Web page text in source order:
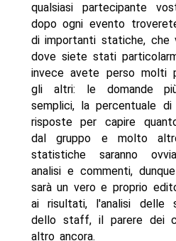
qualsiasi partecipante
dopo ogni evento
di importanti statiche, che
dove siete stati
invece avete perso
gli altri: le domande
semplici, la percentuale
risposte per capire
dal gruppo e molto
statistiche saranno
analisi e commenti,
sarà un vero e proprio
ai risultati, l'analisi delle
dello staff, il parere dei
altro ancora.